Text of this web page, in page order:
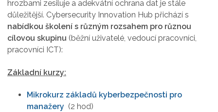
hrozbami zesiluje a adekvátní ochrana dat je stále
důležitější. Cybersecurity Innovation Hub přichází s
nabídkou školení s různým rozsahem pro různou
cílovou skupinu (běžní uživatelé, vedoucí pracovníci,
pracovníci ICT):
Základní kurzy:
Mikrokurz základů kyberbezpečnosti pro
manažery (2 hod)